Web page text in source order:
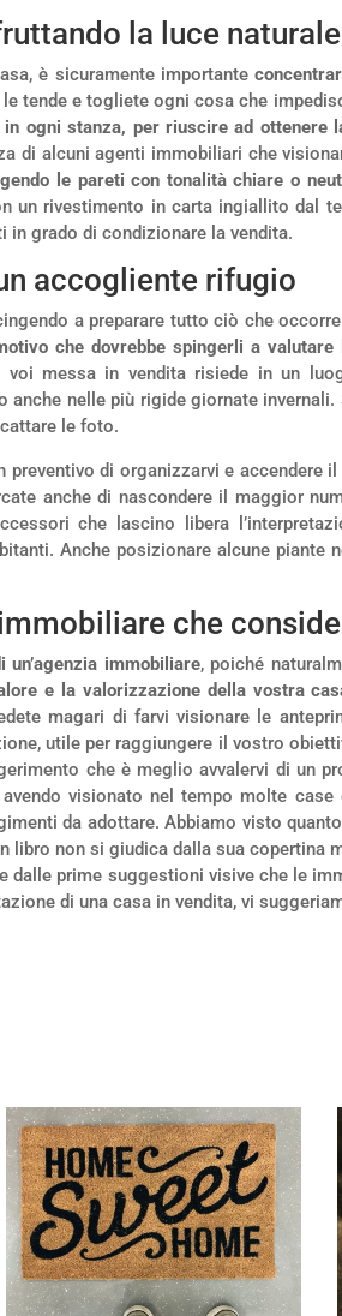
la luce naturale
è sicuramente importante
tende e togliete ogni cosa che
ogni stanza, per riuscire ad ottenere
di alcuni agenti immobiliari che
le pareti con tonalità chiare o
un rivestimento in carta ingiallito
in grado di condizionare la vendita.
accogliente rifugio
a preparare tutto ciò che
che dovrebbe spingerli a
messa in vendita risiede in un
nelle più rigide giornate
le foto.
di organizzarvi e accendere
anche di nascondere il maggior
che lascino libera
Anche posizionare alcune
che
un’agenzia immobiliare, poiché
e la valorizzazione della vostra
magari di farvi visionare le
utile per raggiungere il vostro
che è meglio avvalervi di un
visionato nel tempo molte
da adottare. Abbiamo visto
libro non si giudica dalla sua
dalle prime suggestioni visive che le
di una casa in vendita, vi